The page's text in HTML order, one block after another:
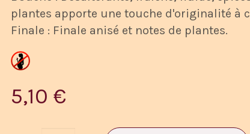
plantes apporte une touche d'originalité à
Finale : Finale anisé et notes de plantes.
5,10 €